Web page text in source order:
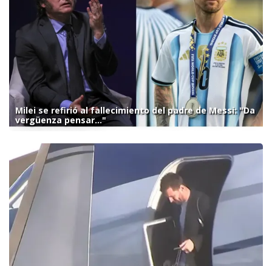
Milei se refirió al fallecimiento del padre de Messi: "Da
vergüenza pensar..."